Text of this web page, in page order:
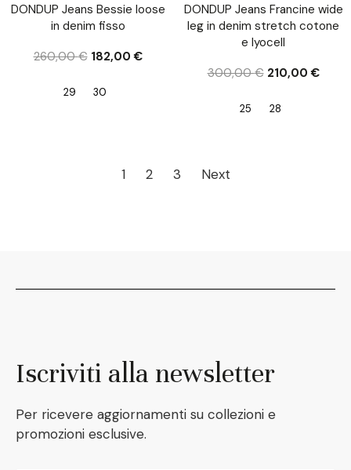
DONDUP Jeans Bessie loose
in denim fisso
260,00€ 182,00€
29 30
DONDUP Jeans Francine wide
leg in denim stretch cotone
e lyocell
300,00€ 210,00€
25 28
1 2 3 Next
Iscriviti alla newsletter
Per ricevere aggiornamenti su collezioni e
promozioni esclusive.